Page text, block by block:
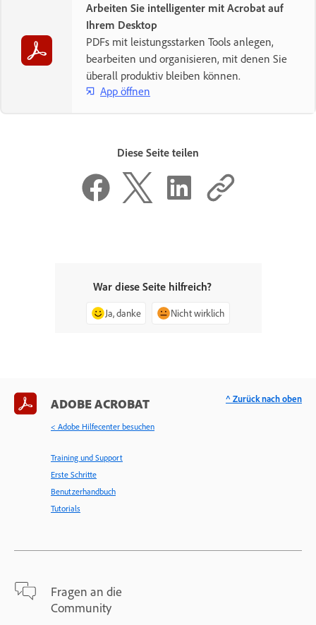
Arbeiten Sie intelligenter mit Acrobat auf
Ihrem Desktop
PDFs mit leistungsstarken Tools anlegen,
bearbeiten und organisieren, mit denen Sie
überall produktiv bleiben können.
App öffnen
Diese Seite teilen
War diese Seite hilfreich?
Ja, danke Nicht wirklich
ADOBE ACROBAT
< Adobe Hilfecenter besuchen
Training und Support
Erste Schritte
Benutzerhandbuch
Tutorials
Fragen an die
Community
^ Zurück nach oben